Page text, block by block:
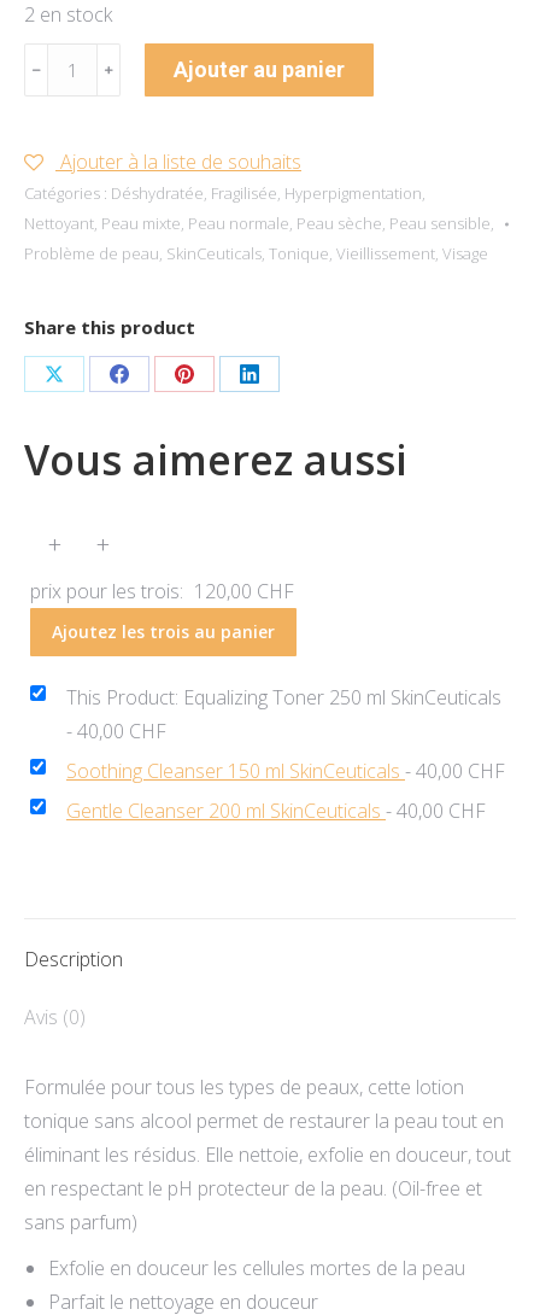
2 en stock
quantité
Toner
250
ml
SkinCeuticals
﹣ ﹢ Ajouter au panier
Ajouter à la liste de souhaits
Catégories : Déshydratée, Fragilisée, Hyperpigmentation,
Nettoyant, Peau mixte, Peau normale, Peau sèche, Peau sensible,
Problème de peau, SkinCeuticals, Tonique, Vieillissement, Visage
Share this product
Partager
X
Partager
Facebook
Partager
Pinterest
Partager
LinkedIn
Vous aimerez aussi
+ +
prix pour les trois: 120,00 CHF
Ajoutez les trois au panier
This Product: Equalizing Toner 250 ml SkinCeuticals
-40,00 CHF
Soothing Cleanser 150 ml SkinCeuticals -40,00 CHF
Gentle Cleanser 200 ml SkinCeuticals -40,00 CHF
Description
Avis (0)
Formulée pour tous les types de peaux, cette lotion
tonique sans alcool permet de restaurer la peau tout en
éliminant les résidus. Elle nettoie, exfolie en douceur, tout
en respectant le pH protecteur de la peau. (Oil-free et
sans parfum)
Exfolie en douceur les cellules mortes de la peau
Parfait le nettoyage en douceur